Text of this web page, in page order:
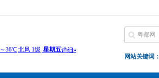
网站关键词：